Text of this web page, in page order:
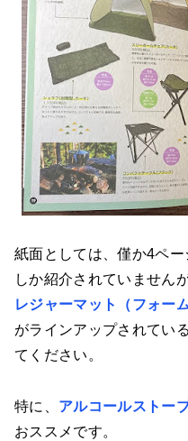
紙面としては、僅か4ペ
しか紹介されていません
レジャーマット（フォー
がラインアップされてい
てください。
特に、 アルコールストー
おススメです。